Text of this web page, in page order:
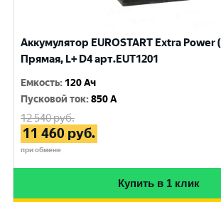
Аккумулятор EUROSTART Extra Power
Прямая, L+ D4 арт.EUT1201
Емкость: 120 Ач
Пусковой ток:850 A
12 540руб.
11 460 руб.
при обмене
Купить в 1 клик